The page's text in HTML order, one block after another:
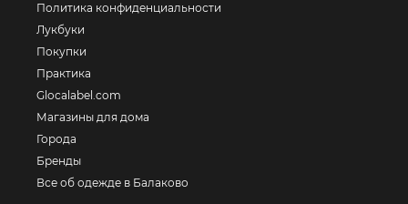
Политика конфиденциальности
Лукбуки
Покупки
Практика
Glocalabel.com
Магазины для дома
Города
Бренды
Все об одежде в Балаково